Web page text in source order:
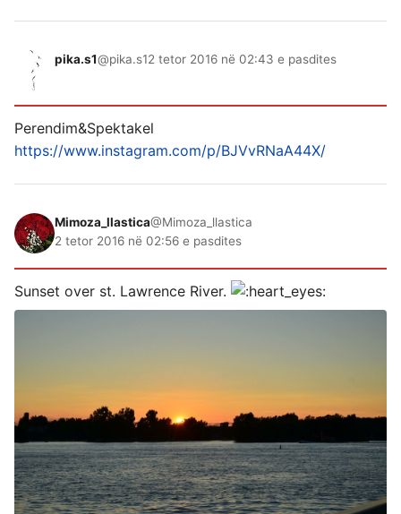
pika.s1@pika.s12 tetor 2016 në 02:43 e pasdites
Perendim&Spektakel
https://www.instagram.com/p/BJVvRNaA44X/
Mimoza_llastica@Mimoza_llastica
2 tetor 2016 në 02:56 e pasdites
Sunset over st. Lawrence River.